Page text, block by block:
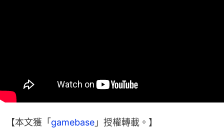
【本文獲「 gamebase 」授權轉載。】